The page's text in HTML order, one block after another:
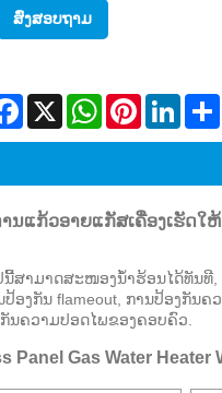
ສົ່ງສອບຖາມ
Facebook
X WhatsAppPinterest
ນ​ແກ້ວ​ອາຍ​ແກ​ັ​ສ​ເຄື່ອງ​ເຮັດ​
ນີ້ສາມາດສະໜອງນ້ຳຮ້ອນໄດ້ທັນ
ງກັນ flameout, ການປ້ອງກັນຄ
ນຄວາມປອດໄພຂອງຄອບຄົວ.
Gas Water Heater